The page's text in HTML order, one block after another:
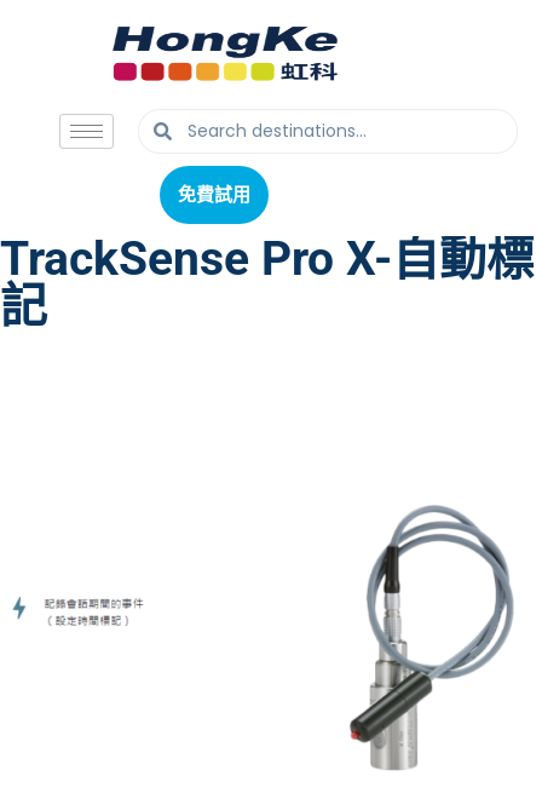
免費試用
免費試用
TrackSense Pro X-自動標
記